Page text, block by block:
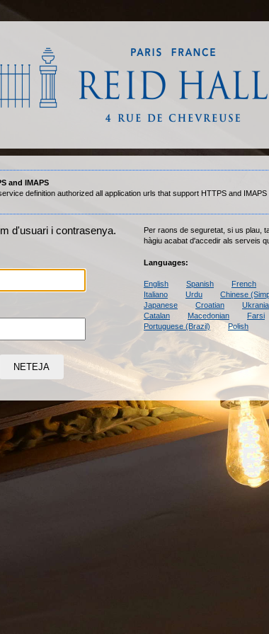
and IMAPS
definition authorized all application urls that support HTTPS and IMAPS
d'usuari i contrasenya.
Per raons de seguretat, si us plau,
hàgiu acabat d'accedir als serveis
Languages:
English Spanish French
Italiano
Urdu Chinese
Japanese
Croatian
Catalan
Macedonian Farsi
Portuguese (Brazil)
Polish